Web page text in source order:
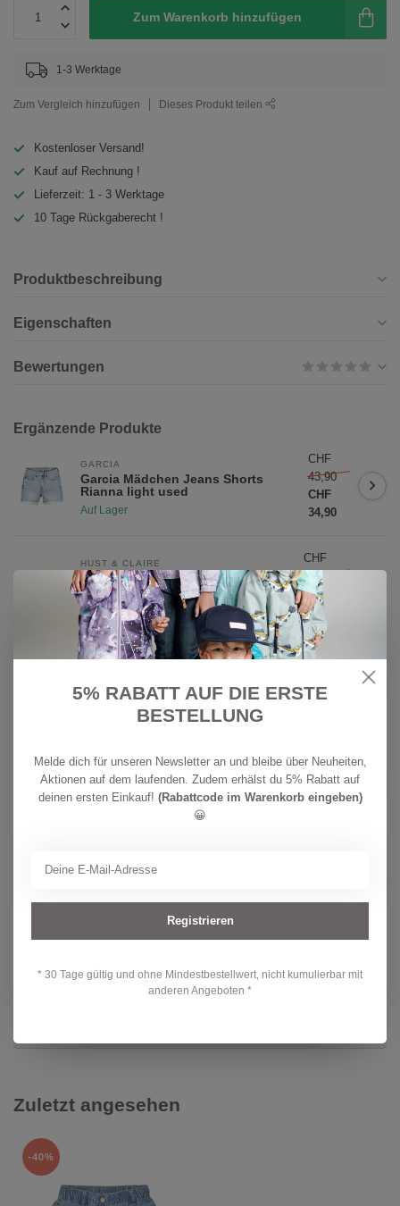
Zum Warenkorb hinzufügen
1-3 Werktage
Zum Vergleich hinzufügen Dieses Produkt teilen
Kostenloser Versand!
Kauf auf Rechnung !
Lieferzeit: 1 - 3 Werktage
10 Tage Rückgaberecht !
Produktbeschreibung
Eigenschaften
Bewertungen
Ergänzende Produkte
GARCIA
Garcia Mädchen Jeans Shorts
Rianna light used
Auf Lager
CHF
43,90
CHF
34,90
HUST & CLAIRE
Hust & Claire Mädchen Shorts
Helena Hello
Auf Lager
CHF
34,90
CHF
27,90
HUST & CLAIRE
Helena Dobby
CHF
CHF
GARCIA
Garcia Mädchen Jeans Shorts
CHF
43,90
CHF
Garcia Jungen Jeans Shorts
Auf Lager
Hast du Fragen zu diesem Produkt?
Oder brauchst du Hilfe bei deiner Bestellung? Kontaktiere unseren
Zuletzt angesehen
-40%
5% RABATT AUF DIE ERSTE
BESTELLUNG
Melde dich für unseren Newsletter an und bleibe über Neuheiten,
Aktionen auf dem laufenden. Zudem erhälst du 5% Rabatt auf
deinen ersten Einkauf! (Rabattcode im Warenkorb eingeben)
😀
Registrieren
* 30 Tage gültig und ohne Mindestbestellwert, nicht kumulierbar mit
anderen Angeboten *